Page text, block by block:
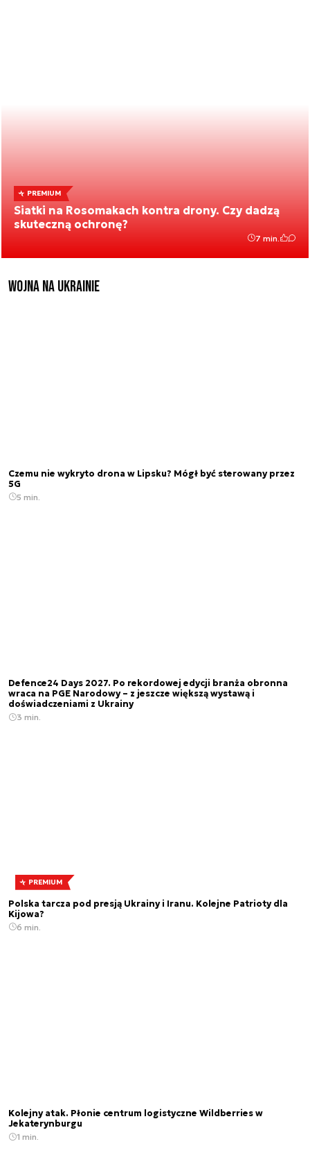
PREMIUM
Siatki na Rosomakach kontra drony. Czy dadzą
skuteczną ochronę?
7 min.
Wojna na Ukrainie
Czemu nie wykryto drona w Lipsku? Mógł być sterowany przez
5G
5 min.
Defence24 Days 2027. Po rekordowej edycji branża obronna
wraca na PGE Narodowy – z jeszcze większą wystawą i
doświadczeniami z Ukrainy
3 min.
PREMIUM
Polska tarcza pod presją Ukrainy i Iranu. Kolejne Patrioty dla
Kijowa?
6 min.
Kolejny atak. Płonie centrum logistyczne Wildberries w
Jekaterynburgu
1 min.